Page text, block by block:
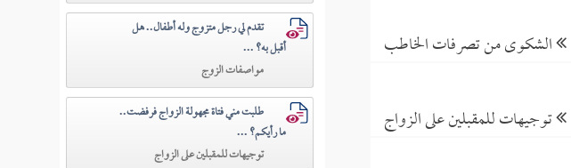
الشكوى من تصرفات الخاطب
توجيهات للمقبلين على الزواج
تقدم لي رجل متزوج وله أطفال.. هل
أقبل به؟ ...
مواصفات الزوج
طلبت مني فتاة مجهولة الزواج فرفضت..
ما رأيكم؟ ...
توجيهات للمقبلين على الزواج